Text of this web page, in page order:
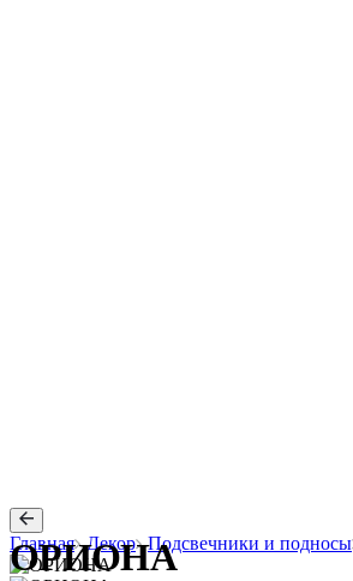
Главная Декор Подсвечники и подносы
ОРИОНА